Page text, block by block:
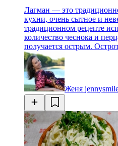
Лагман — это
кухни, очень сытное и
традиционном рецепте
количество чеснока и
получается острым.
Женя